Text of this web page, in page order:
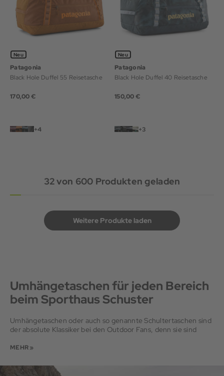
Neu
Patagonia
Black Hole Duffel 55 Reisetasche
170,00 €
+4
Neu
Patagonia
Black Hole Duffel 40 Reisetasche
150,00 €
+3
32von 600 Produkten geladen
Weitere Produkte laden
Umhängetaschen für jeden Bereich
beim Sporthaus Schuster
Umhängetaschen oder auch so genannte Schultertaschen sind
der absolute Klassiker bei den Outdoor Fans, denn sie sind
gleichzeitig auch noch schick und angenehm zu tragen.
griffbereit hat und nicht jedes Mal einen Rucksack absetzen
MEHR »